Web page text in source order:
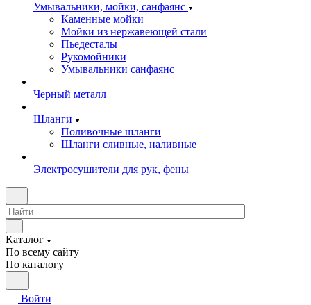
Умывальники, мойки, санфаянс
Каменные мойки
Мойки из нержавеющей стали
Пьедесталы
Рукомойники
Умывальники санфаянс
Черный металл
Шланги
Поливочные шланги
Шланги сливные, наливные
Электросушители для рук, фены
Каталог
По всему сайту
По каталогу
Войти